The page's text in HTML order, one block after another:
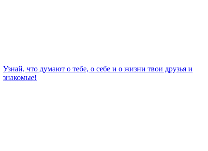
Узнай, что думают о тебе, о себе и о жизни твои друзья и
знакомые!